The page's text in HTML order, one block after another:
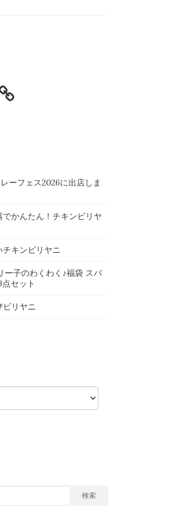
ーフェス2026に出店しま
でかんたん！チキンビリヤ
チキンビリヤニ
ー子のわくわく♪福袋 スパ
セット
ビリヤニ
検索